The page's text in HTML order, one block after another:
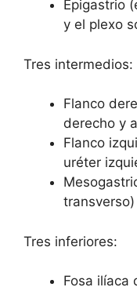
Epigastrio
y el plexo
Tres intermedios:
Flanco
derecho y
Flanco
uréter
transverso)
Tres inferiores:
Fosa ilíaca